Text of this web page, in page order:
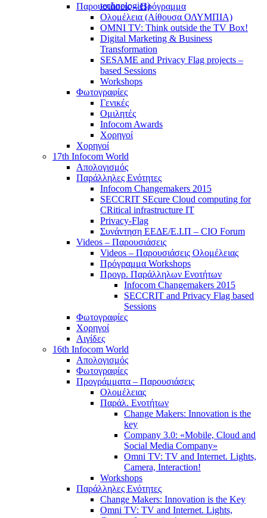
technologies)
Παρουσιάσεις – Πρόγραμμα
Ολομέλεια (Αίθουσα ΟΛΥΜΠΙΑ)
OMNI TV: Think outside the TV Box!
Digital Marketing & Business
Transformation
SESAME and Privacy Flag projects –
based Sessions
Workshops
Φωτογραφίες
Γενικές
Ομιλητές
Infocom Awards
Χορηγοί
Χορηγοί
17th Infocom World
Απολογισμός
Παράλληλες Ενότητες
Infocom Changemakers 2015
SECCRIT SEcure Cloud computing for
CRitical infrastructure IT
Privacy-Flag
Συνάντηση ΕΕΔΕ/Ε.Ι.Π – CIO Forum
Videos – Παρουσιάσεις
Videos – Παρουσιάσεις Ολομέλειας
Πρόγραμμα Workshops
Προγρ. Παράλληλων Ενοτήτων
Infocom Changemakers 2015
SECCRIT and Privacy Flag based
Sessions
Φωτογραφίες
Χορηγοί
Αιγίδες
16th Infocom World
Απολογισμός
Φωτογραφίες
Προγράμματα – Παρουσιάσεις
Ολομέλειας
Παράλ. Ενοτήτων
Change Makers: Innovation is the
key
Company 3.0: «Mobile, Cloud and
Social Media Company»
Omni TV: TV and Internet. Lights,
Camera, Interaction!
Workshops
Παράλληλες Ενότητες
Change Makers: Innovation is the Key
Omni TV: TV and Internet. Lights,